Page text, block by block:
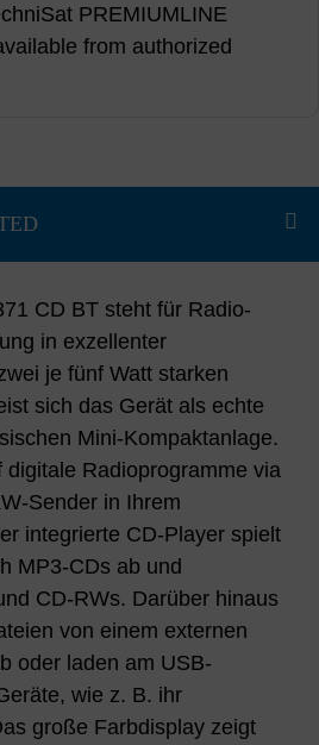
PREMIUMLINE
from authorized
CD BT steht für Radio-
in exzellenter
je fünf Watt starken
sich das Gerät als echte
Mini-Kompaktanlage.
digitale Radioprogramme via
Sender in Ihrem
integrierte CD-Player spielt
MP3-CDs ab und
CD-RWs. Darüber hinaus
von einem externen
oder laden am USB-
wie z. B. ihr
große Farbdisplay zeigt